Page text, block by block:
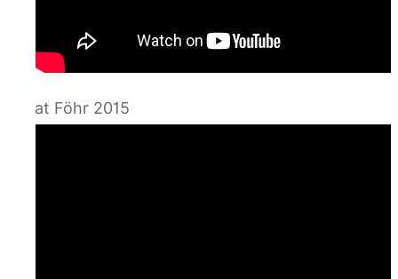
at Föhr 2015